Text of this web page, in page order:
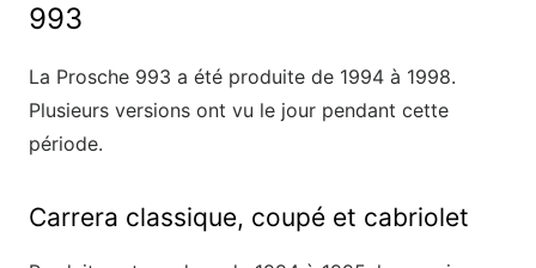
993
La Prosche 993 a été produite de 1994 à 1998.
Plusieurs versions ont vu le jour pendant cette
période.
Carrera classique, coupé et cabriolet